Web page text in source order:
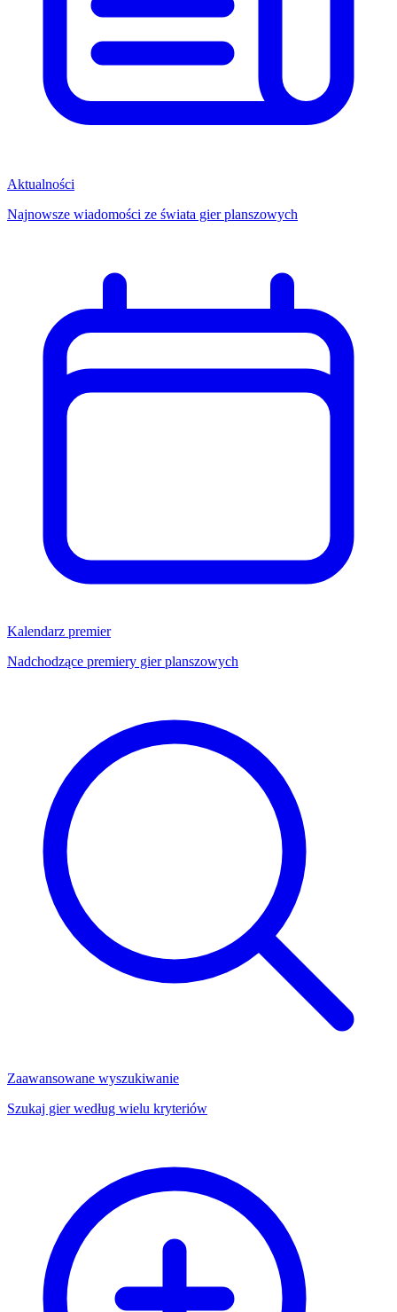
Aktualności
Najnowsze wiadomości ze świata gier planszowych
Kalendarz premier
Nadchodzące premiery gier planszowych
Zaawansowane wyszukiwanie
Szukaj gier według wielu kryteriów